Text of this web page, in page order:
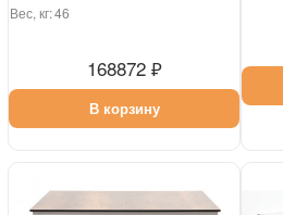
Вес, кг:46
168872 ₽
В корзину